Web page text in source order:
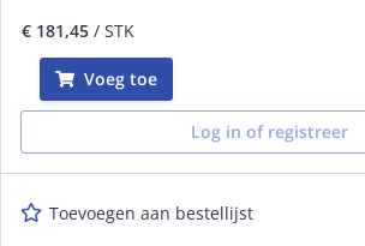
€ 181,45 / STK
Voeg toe
Log in of registreer
Toevoegen aan bestellijst